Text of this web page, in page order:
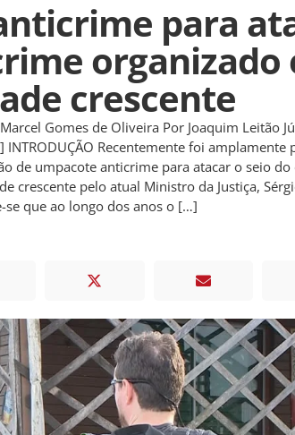
para
organizado
crescente
Gomes de Oliveira Por Joaquim Leitão
Recentemente foi amplamente
de umpacote anticrime para atacar o seio
crescente pelo atual Ministro da Justiça,
se que ao longo dos anos o […]